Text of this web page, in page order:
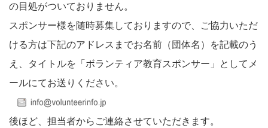
の目処がついておりません。
スポンサー様を随時募集しておりますので、ご協力いただ
ける方は下記のアドレスまでお名前（団体名）を記載のう
え、タイトルを「ボランティア教育スポンサー」としてメ
ールにてお送りください。
後ほど、担当者からご連絡させていただきます。